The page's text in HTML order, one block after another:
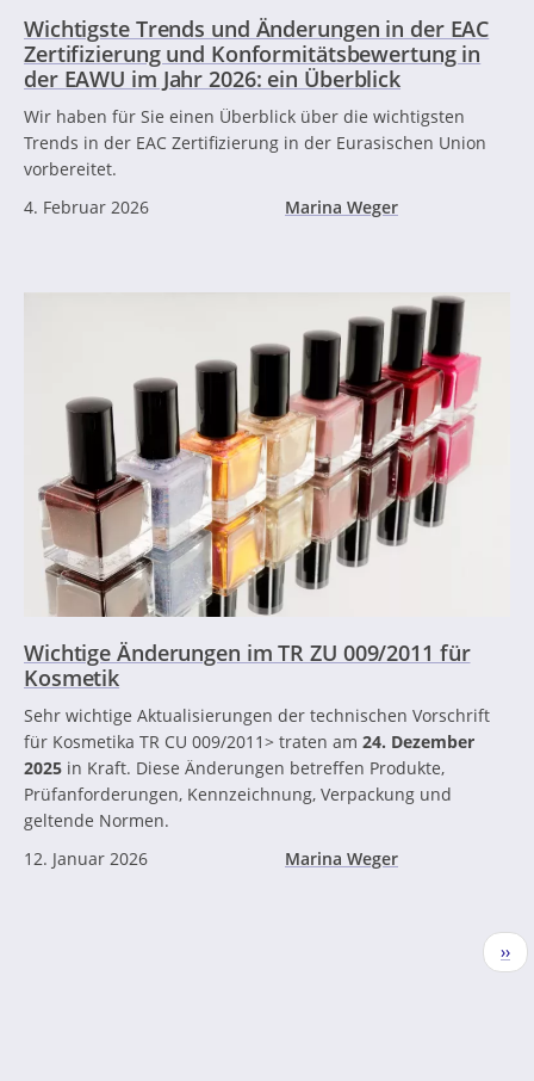
Wichtigste Trends und Änderungen in der EAC
Zertifizierung und Konformitätsbewertung in
der EAWU im Jahr 2026: ein Überblick
Wir haben für Sie einen Überblick über die wichtigsten
Trends in der EAC Zertifizierung in der Eurasischen Union
vorbereitet.
4. Februar 2026
Marina Weger
Wichtige Änderungen im TR ZU 009/2011 für
Kosmetik
Sehr wichtige Aktualisierungen der technischen Vorschrift
für Kosmetika TR CU 009/2011> traten am 24. Dezember
2025 in Kraft. Diese Änderungen betreffen Produkte,
Prüfanforderungen, Kennzeichnung, Verpackung und
geltende Normen.
12. Januar 2026
Marina Weger
››